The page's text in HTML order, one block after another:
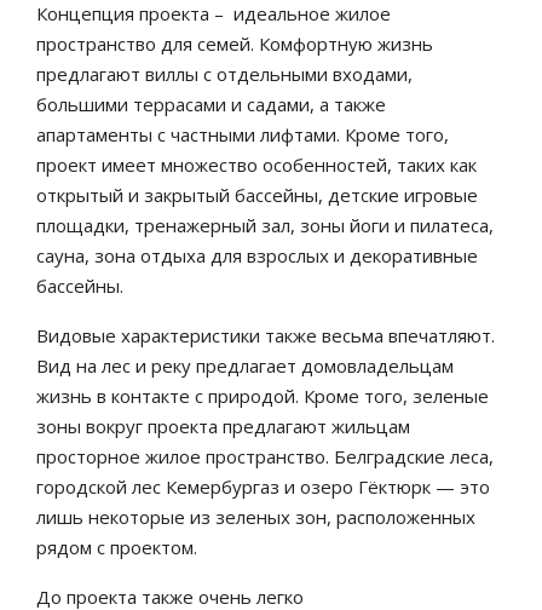
Концепция проекта – идеальное жилое
пространство для семей. Комфортную жизнь
предлагают виллы с отдельными входами,
большими террасами и садами, а также
апартаменты с частными лифтами. Кроме того,
проект имеет множество особенностей, таких как
открытый и закрытый бассейны, детские игровые
площадки, тренажерный зал, зоны йоги и пилатеса,
сауна, зона отдыха для взрослых и декоративные
бассейны.
Видовые характеристики также весьма впечатляют.
Вид на лес и реку предлагает домовладельцам
жизнь в контакте с природой. Кроме того, зеленые
зоны вокруг проекта предлагают жильцам
просторное жилое пространство. Белградские леса,
городской лес Кемербургаз и озеро Гёктюрк — это
лишь некоторые из зеленых зон, расположенных
рядом с проектом.
До проекта также очень легко